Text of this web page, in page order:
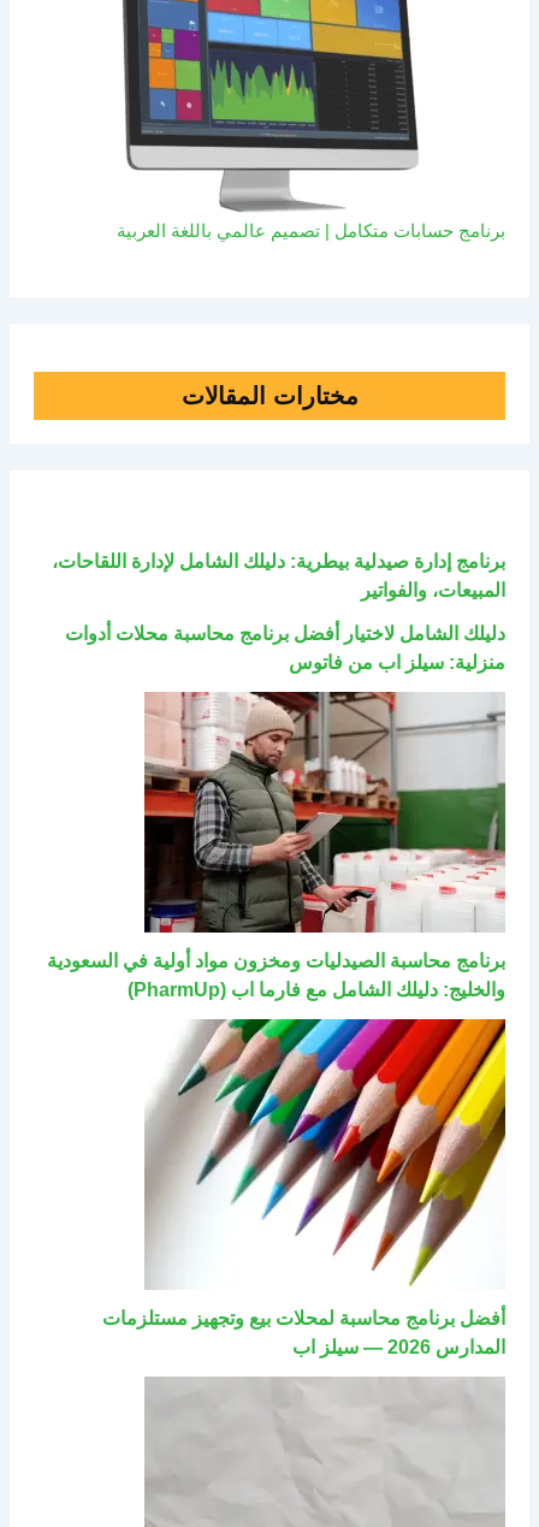
برنامج حسابات متكامل | تصميم عالمي باللغة العربية
مختارات المقالات
برنامج إدارة صيدلية بيطرية: دليلك الشامل لإدارة اللقاحات،
المبيعات، والفواتير
دليلك الشامل لاختيار أفضل برنامج محاسبة محلات أدوات
منزلية: سيلز اب من فاتوس
برنامج محاسبة الصيدليات ومخزون مواد أولية في السعودية
والخليج: دليلك الشامل مع فارما اب (PharmUp)
أفضل برنامج محاسبة لمحلات بيع وتجهيز مستلزمات
المدارس 2026 — سيلز اب